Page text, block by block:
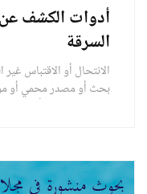
أدوات الكشف عن
السرقة
الانتحال أو الاقتباس
بحث أو مصدر محمي أو